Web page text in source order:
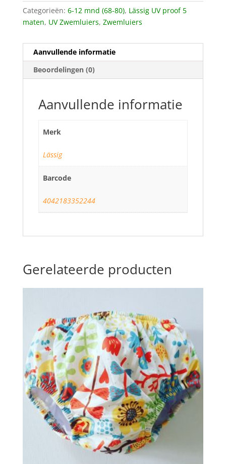
Categorieën: 6-12 mnd (68-80), Lässig UV proof 5
maten, UV Zwemluiers, Zwemluiers
Aanvullende informatie
Beoordelingen (0)
Aanvullende informatie
Merk
Lässig
Barcode
4042183352244
Gerelateerde producten